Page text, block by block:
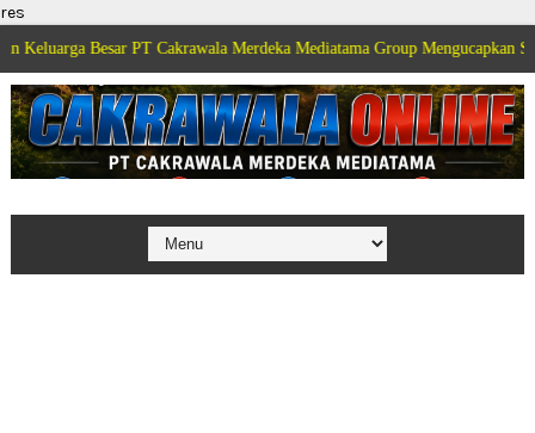
res
PT Cakrawala Merdeka Mediatama Group Mengucapkan Selamat